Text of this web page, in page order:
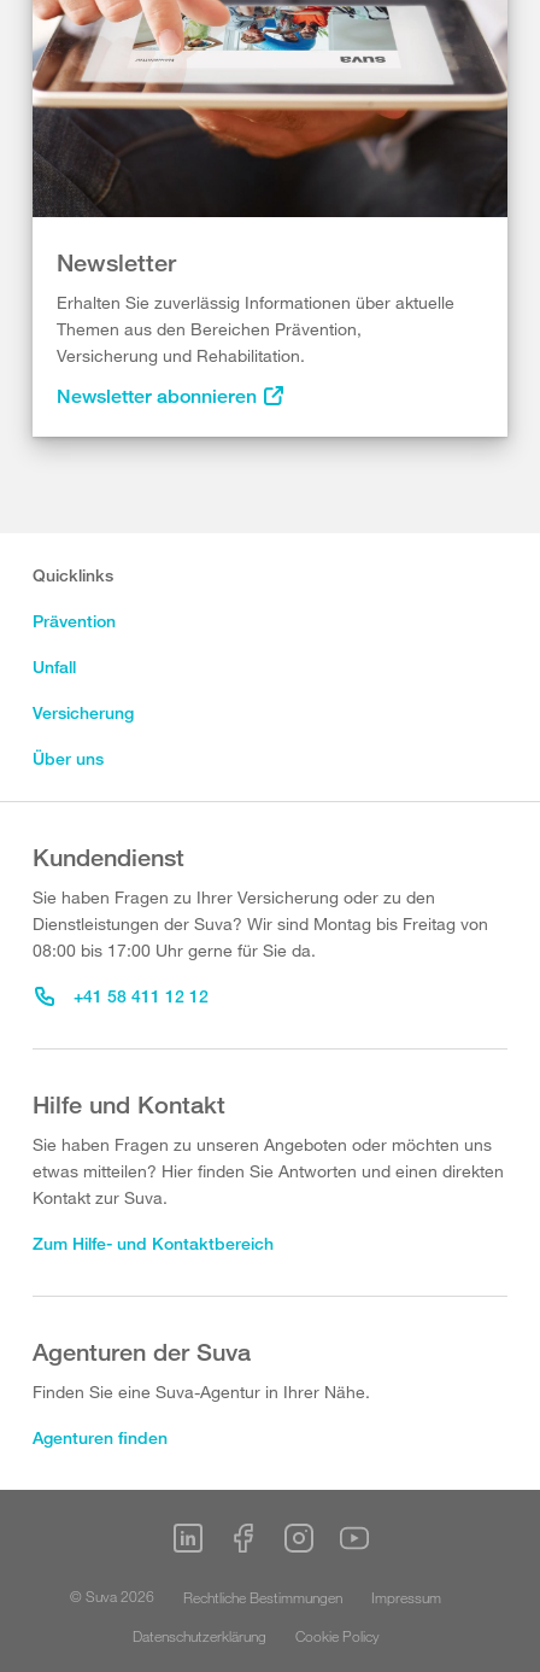
Newsletter
Erhalten Sie zuverlässig Informationen über aktuelle
Themen aus den Bereichen Prävention,
Versicherung und Rehabilitation.
Newsletter abonnieren
Quicklinks
Prävention
Unfall
Versicherung
Über uns
Kundendienst
Sie haben Fragen zu Ihrer Versicherung oder zu den
Dienstleistungen der Suva? Wir sind Montag bis Freitag von
08:00 bis 17:00 Uhr gerne für Sie da.
+41 58 411 12 12
Hilfe und Kontakt
Sie haben Fragen zu unseren Angeboten oder möchten uns
etwas mitteilen? Hier finden Sie Antworten und einen direkten
Kontakt zur Suva.
Zum Hilfe- und Kontaktbereich
Agenturen der Suva
Finden Sie eine Suva-Agentur in Ihrer Nähe.
Agenturen finden
© Suva 2026 Rechtliche Bestimmungen
Impressum
Datenschutzerklärung
Cookie Policy